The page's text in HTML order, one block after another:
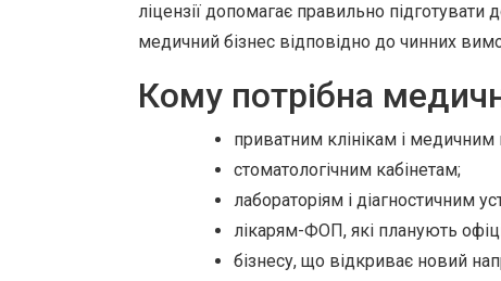
ліцензії допомагає правильно
медичний бізнес відповідно до чинних
Кому потрібна
приватним клінікам і медичним
стоматологічним кабінетам;
лабораторіям і діагностичним
лікарям-ФОП, які планують
бізнесу, що відкриває новий